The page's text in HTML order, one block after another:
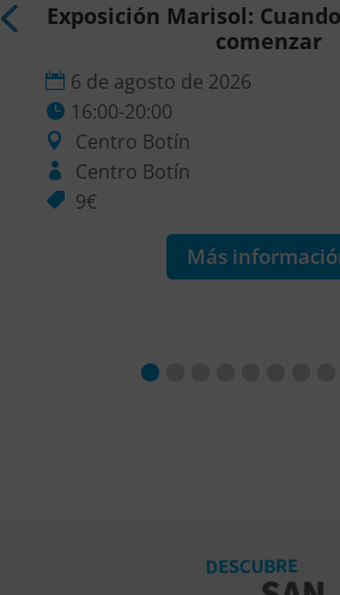
Exposición Marisol:
comenzar
6 de agosto de 2026
16:00-20:00
Centro Botín
Centro Botín
9€
Más